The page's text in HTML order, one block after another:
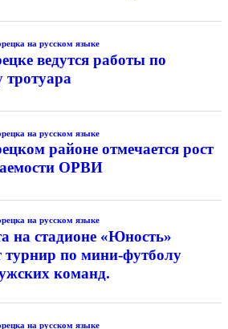
на русском языке
ведутся работы по
тротуара
на русском языке
районе отмечается рост
ОРВИ
на русском языке
на стадионе «Юность»
турнир по мини-футболу
команд.
на русском языке